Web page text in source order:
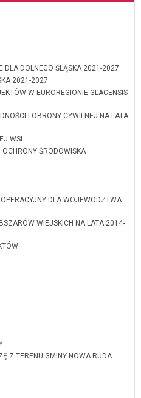
DLA DOLNEGO ŚLĄSKA 2021-2027
2021-2027
W EUROREGIONIE GLACENSIS
I OBRONY CYWILNEJ NA LATA
WSI
ŚRODOWISKA
DLA WOJEWODZTWA
WIEJSKICH NA LATA 2014-
Z TERENU GMINY NOWA RUDA